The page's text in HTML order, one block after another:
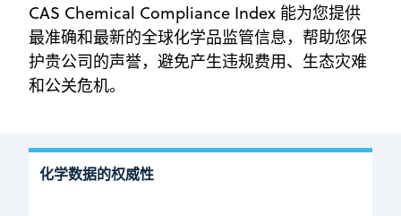
CAS Chemical Compliance Index 能为您提供
最准确和最新的全球化学品监管信息，帮助您保
护贵公司的声誉，避免产生违规费用、生态灾难
和公关危机。
化学数据的权威性